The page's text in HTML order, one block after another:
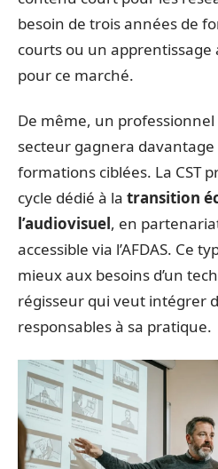
besoin de trois années de
courts ou un
pour ce marché.
De même, un
secteur gagnera davantage
formations ciblées. La CST
cycle dédié à la transition
l’audiovisuel, en
accessible via l’AFDAS. Ce
mieux aux besoins d’un
régisseur qui veut intégrer
responsables à sa pratique.